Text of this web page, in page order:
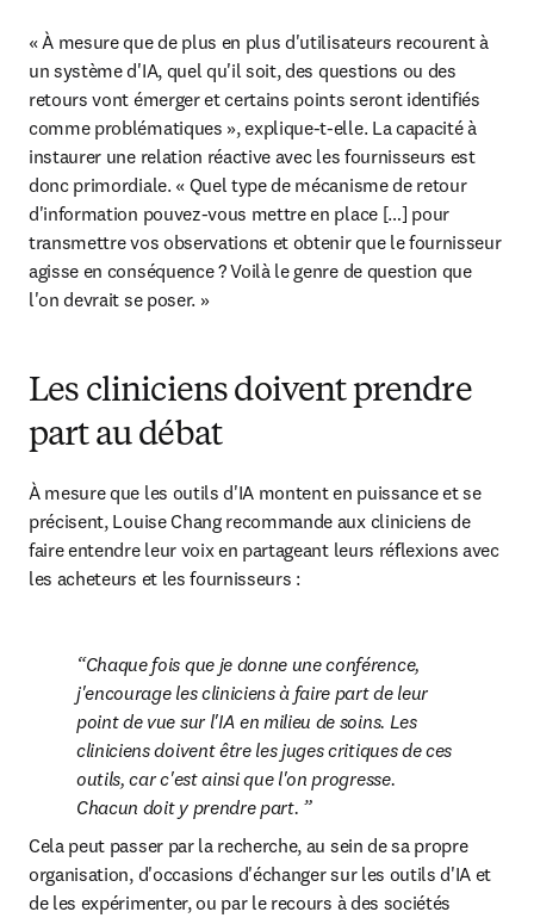
« À mesure que de plus en plus d'utilisateurs recourent à
un système d'IA, quel qu'il soit, des questions ou des
retours vont émerger et certains points seront identifiés
comme problématiques », explique-t-elle. La capacité à
instaurer une relation réactive avec les fournisseurs est
donc primordiale. « Quel type de mécanisme de retour
d'information pouvez-vous mettre en place […] pour
transmettre vos observations et obtenir que le fournisseur
agisse en conséquence ? Voilà le genre de question que
l'on devrait se poser. »
Les cliniciens doivent prendre
part au débat
À mesure que les outils d'IA montent en puissance et se
précisent, Louise Chang recommande aux cliniciens de
faire entendre leur voix en partageant leurs réflexions avec
les acheteurs et les fournisseurs :
Chaque fois que je donne une conférence,
j'encourage les cliniciens à faire part de leur
point de vue sur l'IA en milieu de soins. Les
cliniciens doivent être les juges critiques de ces
outils, car c'est ainsi que l'on progresse.
Chacun doit y prendre part.
Cela peut passer par la recherche, au sein de sa propre
organisation, d'occasions d'échanger sur les outils d'IA et
de les expérimenter, ou par le recours à des sociétés